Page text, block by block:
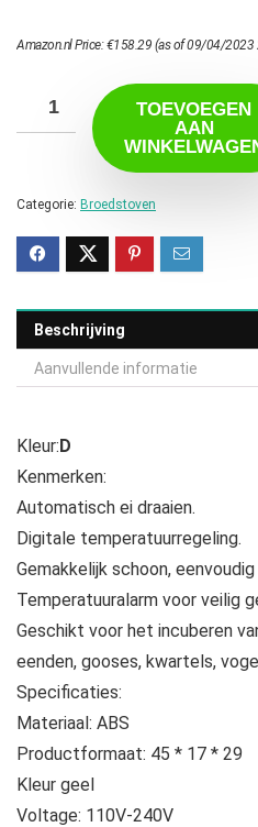
Amazon.nl Price:€158.29 (as of 09/04/2023
TOEVOEGEN
AAN
Categorie: Broedstoven
Beschrijving
Aanvullende informatie
Kleur:D
Kenmerken:
Automatisch ei draaien.
Digitale temperatuurregeling.
Gemakkelijk schoon,
Temperatuuralarm voor veilig
Geschikt voor het incuberen
eenden, gooses, kwartels,
Specificaties:
Materiaal: ABS
Productformaat: 45 * 17 * 29
Kleur geel
Voltage: 110V-240V